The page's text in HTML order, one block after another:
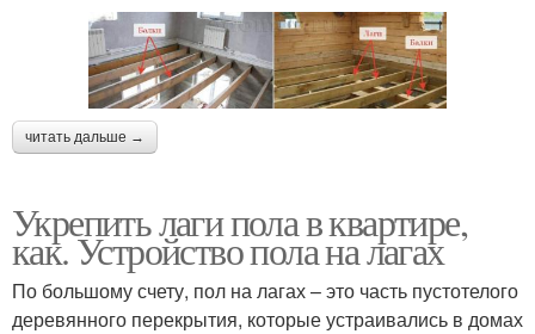
читать дальше →
Укрепить лаги пола в квартире,
как. Устройство пола на лагах
По большому счету, пол на лагах – это часть пустотелого
деревянного перекрытия, которые устраивались в домах